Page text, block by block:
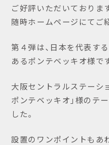
ご好評いただいておりま
随時ホームページにてご
第４弾は、日本を代表す
あるポンテベッキオ様で
大阪セントラルステーシ
ポンテベッキオ」様のテ
した。
設置のワンポイントもあ